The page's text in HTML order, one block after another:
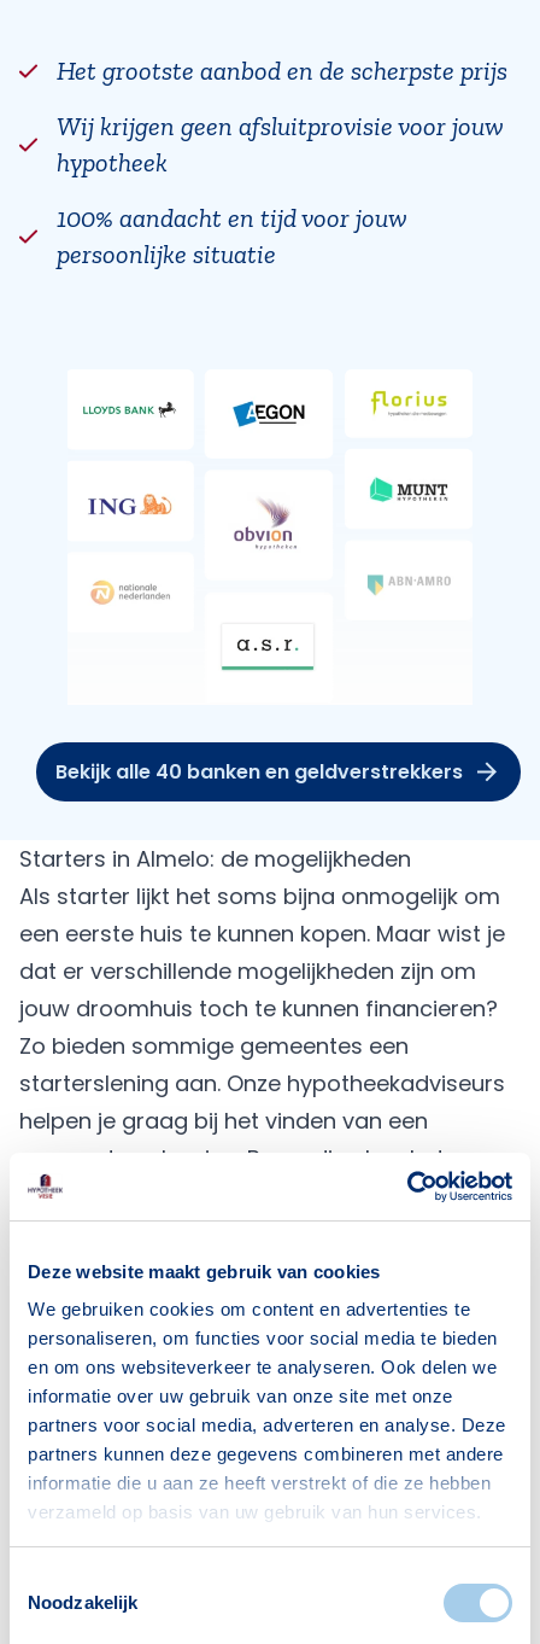
Deze website maakt gebruik van cookies
We gebruiken cookies om content en advertenties te
personaliseren, om functies voor social media te bieden
en om ons websiteverkeer te analyseren. Ook delen we
informatie over uw gebruik van onze site met onze
partners voor social media, adverteren en analyse. Deze
partners kunnen deze gegevens combineren met andere
informatie die u aan ze heeft verstrekt of die ze hebben
verzameld op basis van uw gebruik van hun services.
Noodzakelijk
Het grootste aanbod en de scherpste prijs
Wij krijgen geen afsluitprovisie voor jouw
hypotheek
100% aandacht en tijd voor jouw
persoonlijke situatie
Bekijk alle 40 banken en geldverstrekkers
Starters in Almelo: de mogelijkheden
Als starter lijkt het soms bijna onmogelijk om
een eerste huis te kunnen kopen. Maar wist je
dat er verschillende mogelijkheden zijn om
jouw droomhuis toch te kunnen financieren?
Zo bieden sommige gemeentes een
starterslening aan. Onze hypotheekadviseurs
helpen je graag bij het vinden van een
passende oplossing. Bovendien kan het
verstandig zijn om van huur naar koop over te
Bereken je maximale hypotheekop onze
website en kom langs bij Hypotheek Visie
Almelo!
Hypotheek oversluiten
Als de hypotheekrente lager is dan de rente
die je nu betaalt voor je hypotheek, dan kan
oversluiten van je hypotheek je financieel
voordeel opleveren. De lagere rente zorgt voor
je hypotheek zijn echter kosten verbonden,